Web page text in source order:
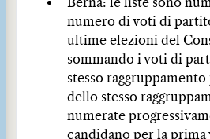
Berna: le liste sono
numero di voti di
ultime elezioni del
sommando i voti di
stesso
dello stesso
numerate
candidano per la